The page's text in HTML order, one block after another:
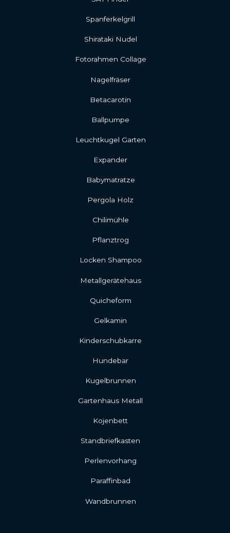
Spanferkelgrill
Shirataki Nudel
Fotorahmen Collage
Nagelfräser
Betacarotin
Ballpumpe
Leuchtkugel Garten
Expander
Babymatratze
Pergola Holz
Chilimühle
Pflanztrog
Locken Shampoo
Metallgerätehaus
Quicheform
Gelkamin
Kinderschubkarre
Hundebar
Kugelbrunnen
Gartenhaus Metall
Kojenbett
Standbriefkasten
Perlenvorhang
Paraffinbad
Wandbrunnen